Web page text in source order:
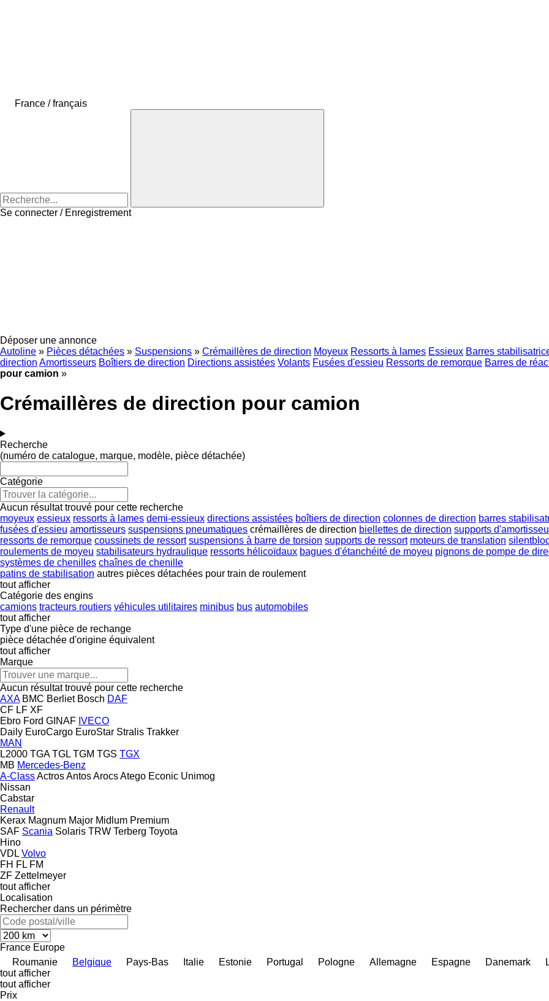
France / français
Se connecter / Enregistrement
Déposer une annonce
Autoline » Pièces détachées » Suspensions » Crémaillères de direction Moyeux Ressorts à lames Essieux Barres
direction Amortisseurs Boîtiers de direction Directions assistées Volants Fusées d'essieu Ressorts de remorque Barres de
pour camion »
Crémaillères de direction pour camion
Recherche
(numéro de catalogue, marque, modèle, pièce détachée)
Catégorie
Aucun résultat trouvé pour cette recherche
moyeux essieux ressorts à lames demi-essieux directions assistées boîtiers de direction colonnes de direction barres
fusées d'essieu amortisseurs suspensions pneumatiques crémaillères de direction biellettes de direction supports
ressorts de remorque coussinets de ressort suspensions à barre de torsion supports de ressort moteurs de translation
roulements de moyeu stabilisateurs hydraulique ressorts hélicoïdaux bagues d'étanchéité de moyeu pignons de pompe de
systèmes de chenilles chaînes de chenille
patins de stabilisation autres pièces détachées pour train de roulement
tout afficher
Catégorie des engins
camions tracteurs routiers véhicules utilitaires minibus bus automobiles
tout afficher
Type d'une pièce de rechange
pièce détachée d'origine équivalent
tout afficher
Marque
Aucun résultat trouvé pour cette recherche
AXA BMC Berliet Bosch DAF
CF LF XF
Ebro Ford GINAF IVECO
Daily EuroCargo EuroStar Stralis Trakker
MAN
L2000 TGA TGL TGM TGS TGX
MB Mercedes-Benz
A-ClassActrosAntosArocsAtego Econic Unimog
Nissan
Cabstar
Renault
Kerax Magnum Major Midlum Premium
SAF Scania Solaris TRW Terberg Toyota
Hino
VDL Volvo
FH FL FM
ZF Zettelmeyer
tout afficher
Localisation
Rechercher dans un périmètre
France Europe
Roumanie
Belgique Pays-Bas Italie Estonie Portugal Pologne Allemagne Espagne Danemark
tout afficher
tout afficher
Prix